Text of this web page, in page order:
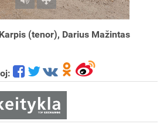
(tenor), Darius Mažintas